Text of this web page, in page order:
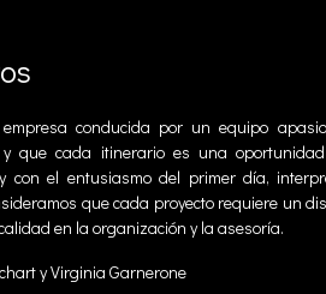
conducida por un equipo
y que cada itinerario es una
con el entusiasmo del primer día,
que cada proyecto requiere un
en la organización y la asesoría.
y Virginia Garnerone